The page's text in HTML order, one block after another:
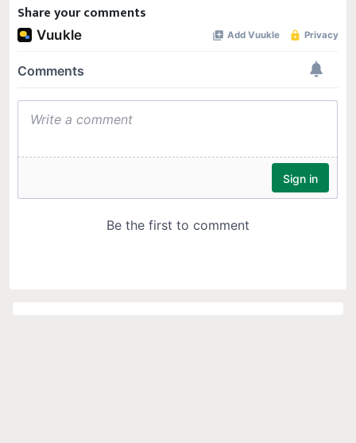
Share your comments